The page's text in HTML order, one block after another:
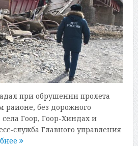
при обрушении пролета
районе, без дорожного
Гоор, Гоор-Хиндах и
служба Главного управления